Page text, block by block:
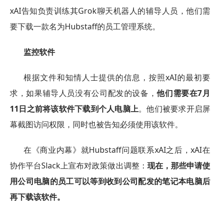
xAI告知负责训练其Grok聊天机器人的辅导人员，他们需
要下载一款名为Hubstaff的员工管理系统。
监控软件
根据文件和知情人士提供的信息，按照xAI的最初要
求，如果辅导人员没有公司配发的设备，他们需要在7月
11日之前将该软件下载到个人电脑上。他们被要求开启屏
幕截图访问权限，同时也被告知必须使用该软件。
在《商业内幕》就Hubstaff问题联系xAI之后，xAI在
协作平台Slack上宣布对政策做出调整： 现在，那些申请使
用公司电脑的员工可以等到收到公司配发的笔记本电脑后
再下载该软件。